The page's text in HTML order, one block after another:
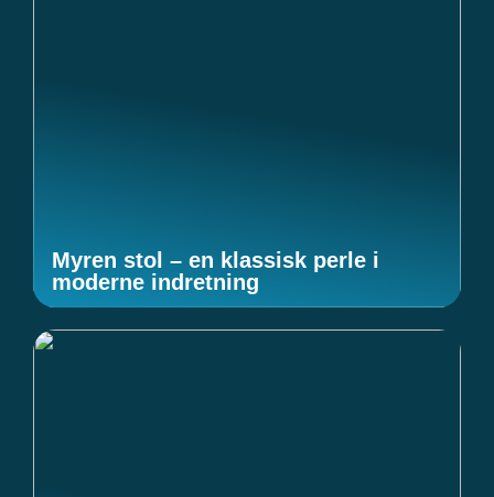
Myren stol – en klassisk perle i
moderne indretning